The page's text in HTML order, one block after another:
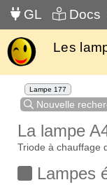
GL Docs
Les
Lampe 177
Nouvelle
La lampe
Triode à chauffage
Lampes